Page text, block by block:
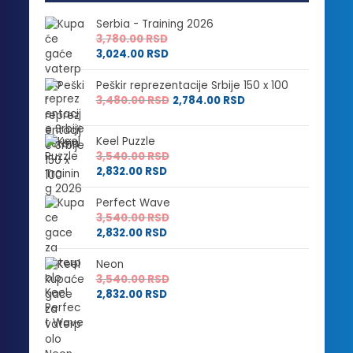
Serbia - Training 2026
3,780.00RSD
3,024.00 RSD
Peškir reprezentacije Srbije 150 x 100
3,480.00RSD 2,784.00 RSD
Keel Puzzle
3,540.00RSD
2,832.00 RSD
Perfect Wave
3,540.00RSD
2,832.00 RSD
Neon
3,540.00RSD
2,832.00 RSD